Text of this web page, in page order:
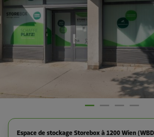
Espace de stockage Storebox à 1200 Wien